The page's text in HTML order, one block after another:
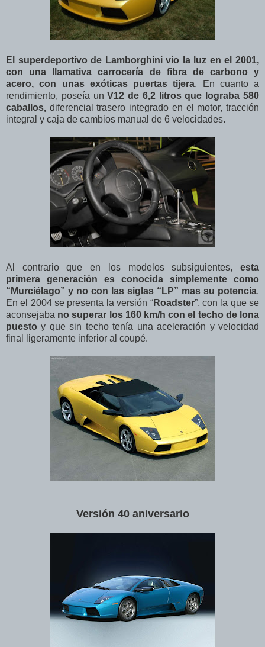
El superdeportivo de Lamborghini vio la luz en el 2001,
con una llamativa carrocería de fibra de carbono y
acero, con unas exóticas puertas tijera. En cuanto a
rendimiento, poseía unV12 de 6,2 litros que lograba 580
caballos, diferencial trasero integrado en el motor, tracción
integral y caja de cambios manual de 6 velocidades.
Al contrario que en los modelos subsiguientes, esta
primera generación es conocida simplemente como
“Murciélago” y no con las siglas “LP” mas su potencia.
En el 2004 se presenta la versión “Roadster”, con la que se
aconsejaba no superar los 160 km/h con el techo de lona
puesto y que sin techo tenía una aceleración y velocidad
final ligeramente inferior al coupé.
Versión 40 aniversario